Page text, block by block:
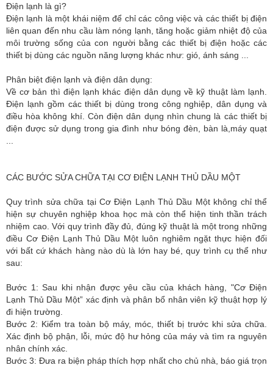
Điện lạnh là gì?
Điện lạnh là một khái niệm để chỉ các công việc và các thiết bị điện
liên quan đến nhu cầu làm nóng lạnh, tăng hoặc giảm nhiệt độ của
môi trường sống của con người bằng các thiết bị điện hoặc các
thiết bị dùng các nguồn năng lượng khác như: gió, ánh sáng ...
Phân biệt điện lạnh và điện dân dụng:
Về cơ bản thì điện lạnh khác điện dân dụng về kỹ thuật làm lạnh.
Điện lạnh gồm các thiết bị dùng trong công nghiệp, dân dụng và
điều hòa không khí. Còn điện dân dụng nhìn chung là các thiết bị
điện được sử dụng trong gia đình như bóng đèn, bàn là,máy quạt
CÁC BƯỚC SỬA CHỮA TẠI CƠ ĐIỆN LẠNH THỦ DẦU MỘT
Quy trình sửa chữa tại Cơ Điện Lạnh Thủ Dầu Một không chỉ thể
hiện sự chuyên nghiệp khoa học mà còn thể hiện tinh thần trách
nhiệm cao. Với quy trình đầy đủ, đúng kỹ thuật là một trong những
điều Cơ Điện Lạnh Thủ Dầu Một luôn nghiêm ngặt thực hiện đối
với bất cứ khách hàng nào dù là lớn hay bé, quy trình cụ thể như
sau:
Bước 1: Sau khi nhận được yêu cầu của khách hàng, "Cơ Điện
Lạnh Thủ Dầu Một” xác định và phân bổ nhân viên kỹ thuật hợp lý
đi hiện trường.
Bước 2: Kiểm tra toàn bộ máy, móc, thiết bị trước khi sửa chữa.
Xác định bộ phận, lỗi, mức độ hư hỏng của máy và tìm ra nguyên
nhân chính xác.
Bước 3: Đưa ra biện pháp thích hợp nhất cho chủ nhà, báo giá trọn